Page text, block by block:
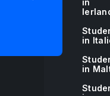
in
in
me,